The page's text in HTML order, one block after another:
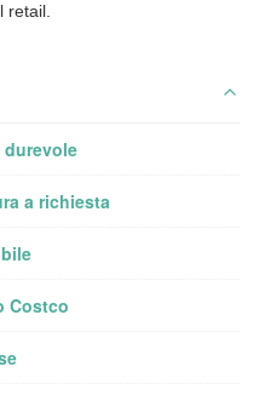
retail.
durevole
a richiesta
Costco